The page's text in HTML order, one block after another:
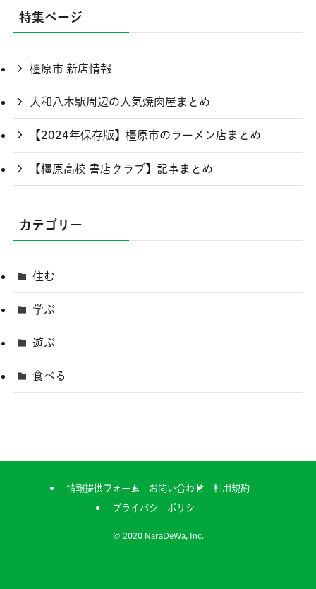
特集ページ
橿原市 新店情報
大和八木駅周辺の人気焼肉屋まとめ
【2024年保存版】橿原市のラーメン店まとめ
【橿原高校 書店クラブ】記事まとめ
カテゴリー
住む
学ぶ
遊ぶ
食べる
情報提供フォーム お問い合わせ
利用規約
プライバシーポリシー
© 2020 NaraDeWa, Inc.